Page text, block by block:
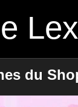
Lex
du